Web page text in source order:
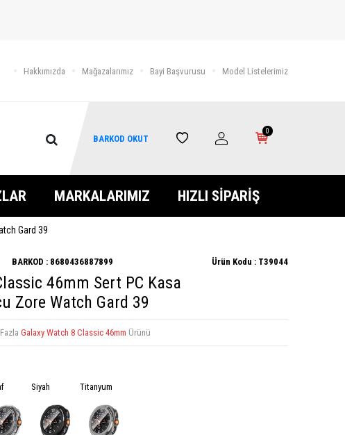
Hakkımızda Mağazalarımız Bayi Başvurusu Model Listelerimiz
BARKOD OKUT
0
MARKALARIMIZ HIZLI SİPARİŞ
Gard 39
BARKOD : 8680436887899 Ürün Kodu : T39044
46mm Sert PC Kasa
Zore Watch Gard 39
Galaxy Watch 8 Classic 46mm Ürünü
Siyah Titanyum